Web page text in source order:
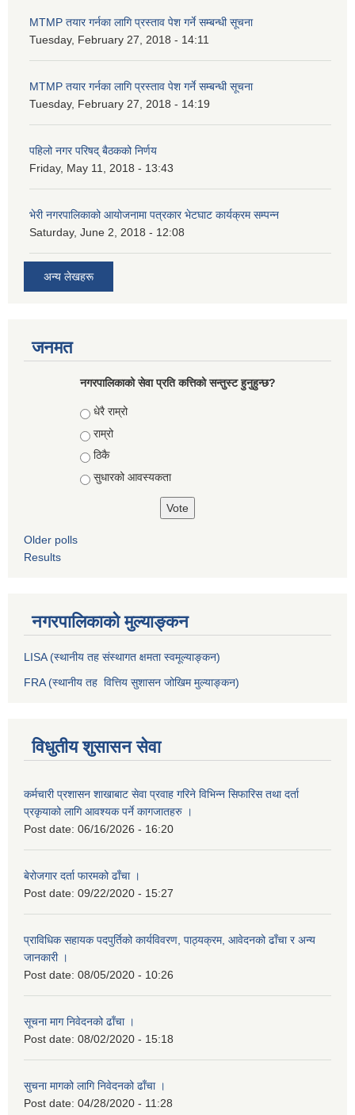
MTMP तयार गर्नका लागि प्रस्ताव पेश गर्ने सम्बन्धी सूचना
Tuesday, February 27, 2018 - 14:11
MTMP तयार गर्नका लागि प्रस्ताव पेश गर्ने सम्बन्धी सूचना
Tuesday, February 27, 2018 - 14:19
पहिलो नगर परिषद् बैठकको निर्णय
Friday, May 11, 2018 - 13:43
भेरी नगरपालिकाको आयोजनामा पत्रकार भेटघाट कार्यक्रम सम्पन्न
Saturday, June 2, 2018 - 12:08
अन्य लेखहरू
जनमत
नगरपालिकाको सेवा प्रति कत्तिको सन्तुस्ट हुनुहुन्छ?
Choices
धेरै राम्रो
राम्रो
ठिकै
सुधारको आवस्यकता
Older polls
Results
नगरपालिकाको मुल्याङ्कन
LISA (स्थानीय तह संस्थागत क्षमता स्वमूल्याङ्कन)
FRA (स्थानीय तह वित्तिय सुशासन जोखिम मुल्याङ्कन)
विधुतीय शुसासन सेवा
कर्मचारी प्रशासन शाखाबाट सेवा प्रवाह गरिने विभिन्न सिफारिस तथा दर्ता
प्रकृयाको लागि आवश्यक पर्ने कागजातहरु ।
Post date: 06/16/2026 - 16:20
बेरोजगार दर्ता फारमको ढाँचा ।
Post date: 09/22/2020 - 15:27
प्राविधिक सहायक पदपुर्तिको कार्यविवरण, पाठ्यक्रम, आवेदनको ढाँचा र अन्य
जानकारी ।
Post date: 08/05/2020 - 10:26
सूचना माग निवेदनको ढाँचा ।
Post date: 08/02/2020 - 15:18
सुचना मागको लागि निवेदनको ढाँचा ।
Post date: 04/28/2020 - 11:28